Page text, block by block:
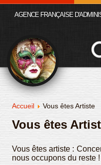
Accueil Vous êtes Artiste
Vous êtes
Vous êtes artiste :
nous occupons du reste !
AGENCE FRANÇAISE